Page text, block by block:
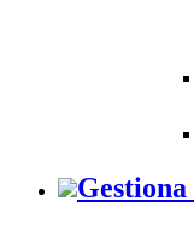
Gestiona